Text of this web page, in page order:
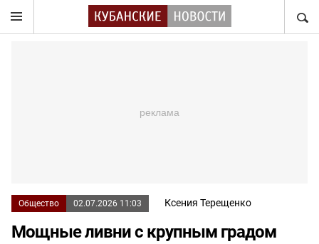
Общество 02.07.2026 11:03 Ксения Терещенко
Мощные ливни с крупным градом